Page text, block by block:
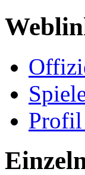
Profil